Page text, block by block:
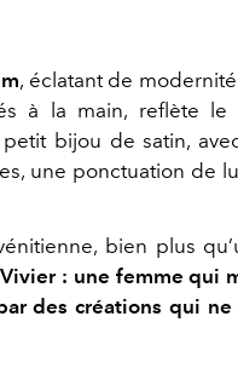
, éclatant de
à la main, reflète le
petit bijou de satin,
une ponctuation de
bien plus
: une femme qui
des créations qui